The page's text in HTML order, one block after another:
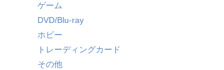
ゲーム
DVD/Blu-ray
ホビー
トレーディングカード
その他